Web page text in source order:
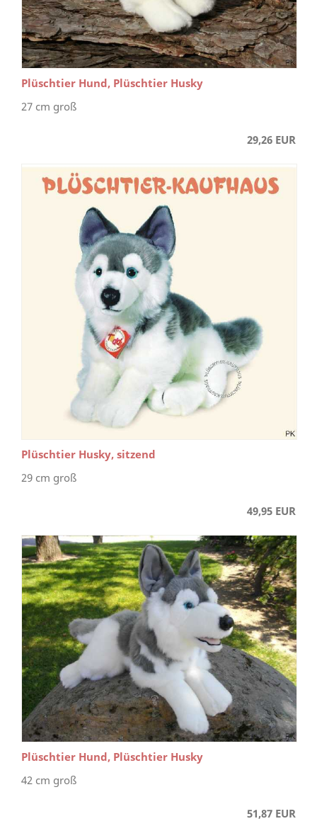
Plüschtier Hund, Plüschtier Husky
27 cm groß
29,26 EUR
Plüschtier Husky, sitzend
29 cm groß
49,95 EUR
Plüschtier Hund, Plüschtier Husky
42 cm groß
51,87 EUR